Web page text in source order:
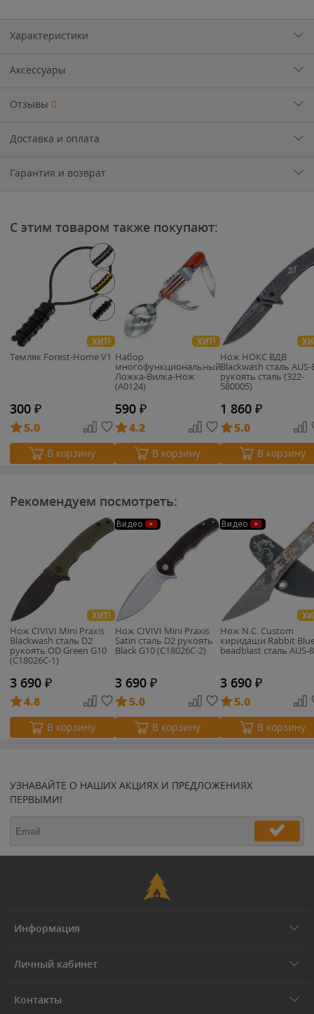
Характеристики
Аксессуары
Отзывы 0
Доставка и оплата
Гарантия и возврат
С этим товаром также покупают:
ХИТ!
Темляк Forest-Home V1
300 ₽
5.0
В корзину
ХИТ!
Набор
многофункциональный
Ложка-Вилка-Нож
(А0124)
590 ₽
4.2
В корзину
Нож НОКС ВДВ
Blackwash сталь AUS-
рукоять сталь (322-
580005)
1 860 ₽
5.0
В корзину
Рекомендуем посмотреть:
ХИТ!
Нож CIVIVI Mini Praxis
Blackwash сталь D2
рукоять OD Green G10
(C18026C-1)
3 690 ₽
4.8
В корзину
Видео
Нож CIVIVI Mini Praxis
Satin сталь D2 рукоять
Black G10 (C18026C-2)
3 690 ₽
5.0
В корзину
Видео
Нож N.C. Custom
киридаши Rabbit
beadblast сталь AUS-8
3 690 ₽
5.0
В корзину
УЗНАВАЙТЕ О НАШИХ АКЦИЯХ И ПРЕДЛОЖЕНИЯХ
ПЕРВЫМИ!
Информация
Личный кабинет
Контакты